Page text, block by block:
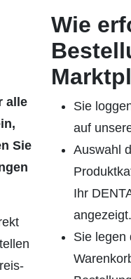
alle
Sie
Wie
Sie
auf
Auswahl
Ihr
angezeigt.
Sie legen